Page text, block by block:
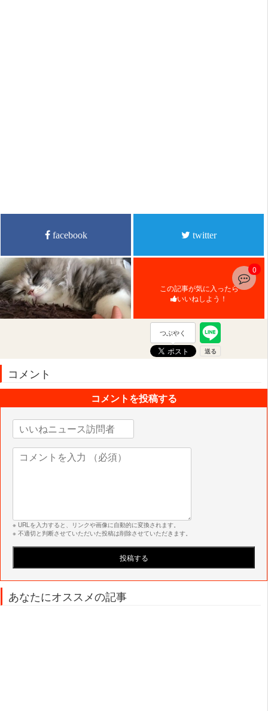
facebook twitter
この記事が気に入ったら
いいねしよう！
つぶやく
コメント
0
コメントを投稿する
※ URLを入力すると、リンクや画像に自動的に変換されます。
※ 不適切と判断させていただいた投稿は削除させていただきます。
あなたにオススメの記事